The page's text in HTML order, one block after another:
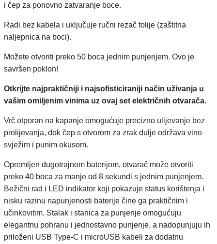
i čep za ponovno zatvaranje boce.
Radi bez kabela i uključuje ručni rezač folije (zaštitna
naljepnica na boci).
Možete otvoriti preko 50 boca jednim punjenjem. Ovo je
savršen poklon!
Otkrijte najpraktičniji i najsofisticiraniji način uživanja u
vašim omiljenim vinima uz ovaj set električnih otvarača.
Vrč otporan na kapanje omogućuje precizno ulijevanje bez
prolijevanja, dok čep s otvorom za zrak dulje održava vino
svježim i punim okusom.
Opremljen dugotrajnom baterijom, otvarač može otvoriti
preko 40 boca za manje od 8 sekundi s jednim punjenjem.
Bežični rad i LED indikator koji pokazuje status korištenja i
nisku razinu napunjenosti baterije čine ga praktičnim i
učinkovitim. Stalak i stanica za punjenje omogućuju
elegantnu pohranu i jednostavno punjenje, a nadopunjuju ih
priloženi USB Type-C i microUSB kabeli za dodatnu